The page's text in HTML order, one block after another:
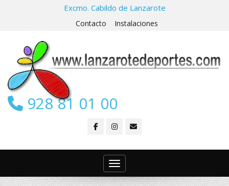
Excmo. Cabildo de Lanzarote
Contacto Instalaciones
928 81 01 00
Toggle navigation